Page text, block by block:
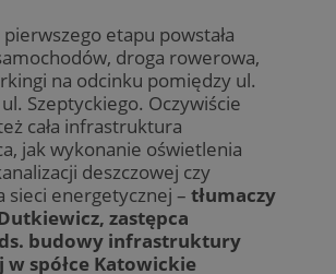
etapu powstała
droga rowerowa,
na odcinku pomiędzy ul.
Szeptyckiego. Oczywiście
cała infrastruktura
jak wykonanie oświetlenia
deszczowej czy
sieci energetycznej – tłumaczy
zastępca
budowy infrastruktury
w spółce Katowickie